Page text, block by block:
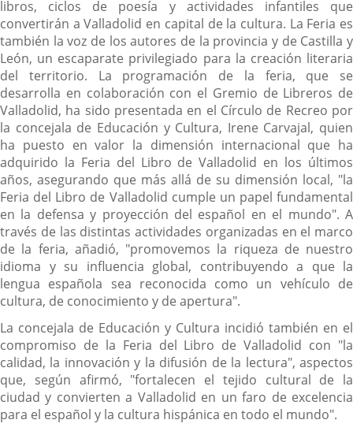
libros, ciclos de poesía y actividades infantiles que
convertirán a Valladolid en capital de la cultura. La Feria es
también la voz de los autores de la provincia y de Castilla y
León, un escaparate privilegiado para la creación literaria
del territorio. La programación de la feria, que se
desarrolla en colaboración con el Gremio de Libreros de
Valladolid, ha sido presentada en el Círculo de Recreo por
la concejala de Educación y Cultura, Irene Carvajal, quien
ha puesto en valor la dimensión internacional que ha
adquirido la Feria del Libro de Valladolid en los últimos
años, asegurando que más allá de su dimensión local, "la
Feria del Libro de Valladolid cumple un papel fundamental
en la defensa y proyección del español en el mundo". A
través de las distintas actividades organizadas en el marco
de la feria, añadió, "promovemos la riqueza de nuestro
idioma y su influencia global, contribuyendo a que la
lengua española sea reconocida como un vehículo de
cultura, de conocimiento y de apertura".
La concejala de Educación y Cultura incidió también en el
compromiso de la Feria del Libro de Valladolid con "la
calidad, la innovación y la difusión de la lectura", aspectos
que, según afirmó, "fortalecen el tejido cultural de la
ciudad y convierten a Valladolid en un faro de excelencia
para el español y la cultura hispánica en todo el mundo".